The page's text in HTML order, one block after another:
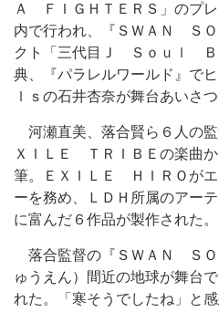
Ａ ＦＩＧＨＴＥＲＳ」のプ
内で行われ、『ＳＷＡＮ ＳＯ
クト「三代目Ｊ Ｓｏｕｌ Ｂ
典、『パラレルワールド』で
ｌｓの石井杏奈が舞台あいさつ
河瀬直美、落合賢ら６人の
ＸＩＬＥ ＴＲＩＢＥの楽曲
筆。ＥＸＩＬＥ ＨＩＲＯが
ーを務め、ＬＤＨ所属のアー
に富んだ６作品が製作された。
落合監督の『ＳＷＡＮ ＳＯ
ゅうえん）間近の地球が舞台
れた。「寒そうでしたね」と